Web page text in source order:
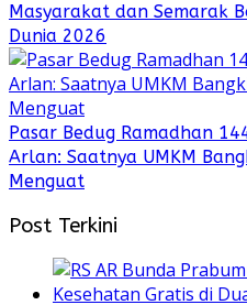
Masyarakat dan Semarak
Dunia 2026
Pasar Bedug Ramadhan
Arlan: Saatnya UMKM
Menguat
Post Terkini